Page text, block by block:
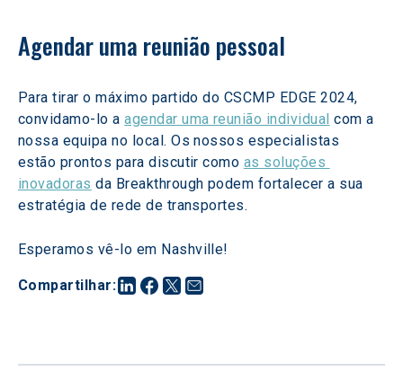
Compartilhar:
Agendar uma reunião pessoal
Para tirar o máximo partido do CSCMP EDGE 2024,
convidamo-lo a agendar uma reunião individual com a
nossa equipa no local. Os nossos especialistas
estão prontos para discutir como as soluções
inovadoras da Breakthrough podem fortalecer a sua
estratégia de rede de transportes.
Esperamos vê-lo em Nashville!